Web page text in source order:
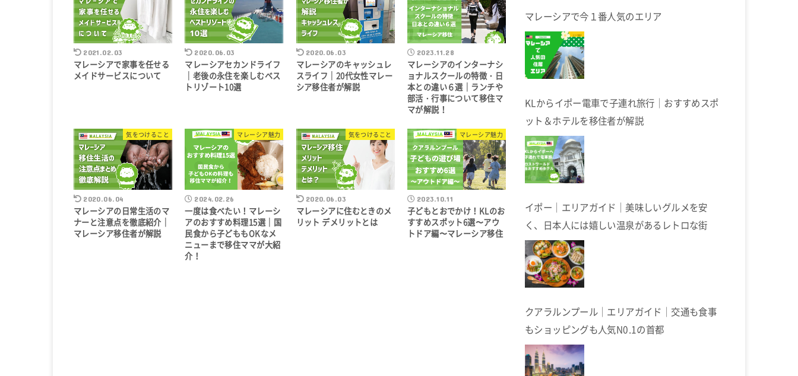
2021.02.03
マレーシアで家事を任せる
メイドサービスについて
2020.06.03
マレーシアセカンドライフ
｜老後の永住を楽しむベス
トリゾート10選
2020.06.03
マレーシアのキャッシュレ
スライフ｜20代女性マレー
シア移住者が解説
2023.11.28
マレーシアのインターナシ
ョナルスクールの特徴・日
本との違い６選｜ランチや
部活・行事について移住マ
マが解説！
気をつけること
2020.06.04
マレーシアの日常生活のマ
ナーと注意点を徹底紹介｜
マレーシア移住者が解説
マレーシア魅力
2024.02.26
一度は食べたい！マレーシ
アのおすすめ料理15選｜国
民食から子どももOKなメ
ニューまで移住ママが大紹
介！
気をつけること
2020.06.03
マレーシアに住むときのメ
リット デメリットとは
マレーシア魅力
2023.10.11
子どもとおでかけ！KLのお
すすめスポット6選〜アウ
トドア編〜マレーシア移住
マレーシアで今１番人気のエリア
KLからイポー電車で子連れ旅行｜おすすめスポ
ット＆ホテルを移住者が解説
イポー｜エリアガイド｜美味しいグルメを安
く、日本人には嬉しい温泉があるレトロな街
クアラルンプール｜エリアガイド｜交通も食事
もショッピングも人気N0.1の首都